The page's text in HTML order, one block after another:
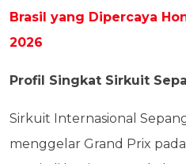
Brasil yang Dipercaya
2026
Profil Singkat Sirkuit
Sirkuit Internasional
menggelar Grand Prix